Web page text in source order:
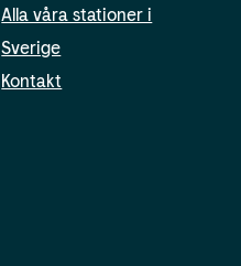
Alla våra stationer i
Sverige
Kontakt